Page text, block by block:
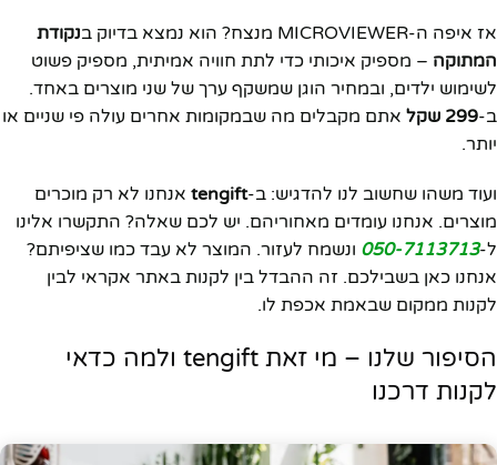
אז איפה ה-MICROVIEWER מנצח? הוא נמצא בדיוק ב
נקודת
המתוקה – מספיק איכותי כדי לתת חוויה אמיתית, מספיק פשוט
לשימוש ילדים, ובמחיר הוגן שמשקף ערך של שני מוצרים באחד.
ב-299 שקל
אתם מקבלים מה שבמקומות אחרים עולה פי שניים או
יותר.
ועוד משהו שחשוב לנו להדגיש: ב-tengift אנחנו לא רק מוכרים
מוצרים. אנחנו עומדים מאחוריהם. יש לכם שאלה? התקשרו אלינו
ל-050-7113713 ונשמח לעזור. המוצר לא עבד כמו שציפיתם?
אנחנו כאן בשבילכם. זה ההבדל בין לקנות באתר אקראי לבין
לקנות ממקום שבאמת אכפת לו.
הסיפור שלנו – מי זאת tengift ולמה כדאי
לקנות דרכנו